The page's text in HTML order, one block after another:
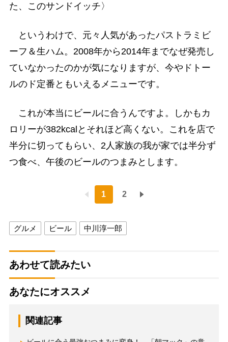
た、このサンドイッチ〉
というわけで、元々人気があったパストラミビ
ーフ＆生ハム。2008年から2014年までなぜ発売し
ていなかったのかが気になりますが、今やドトー
ルのド定番ともいえるメニューです。
これが本当にビールに合うんですよ。しかもカ
ロリーが382kcalとそれほど高くない。これを店で
半分に切ってもらい、2人家族の我が家では半分ず
つ食べ、午後のビールのつまみとします。
1 2
グルメ ビール 中川淳一郎
あわせて読みたい
あなたにオススメ
関連記事